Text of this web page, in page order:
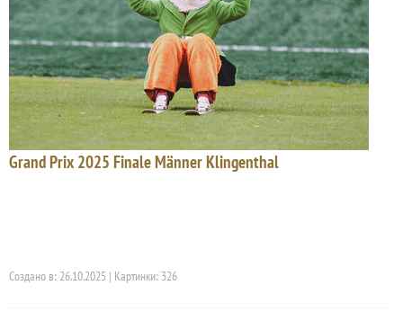
Grand Prix 2025 Finale Männer Klingenthal
Создано в: 26.10.2025 | Картинки: 326